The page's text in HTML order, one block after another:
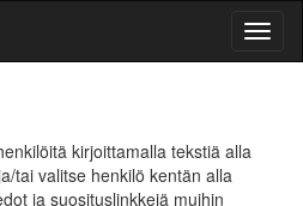
kirjoittamalla tekstiä alla
tai valitse henkilö kentän alla
ja suosituslinkkejä muihin